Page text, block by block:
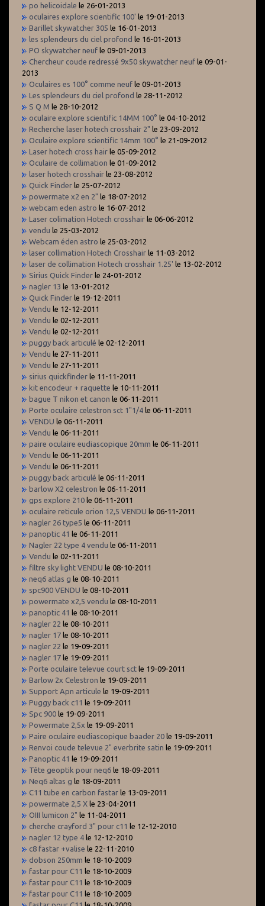
po helicoidale le 26-01-2013
oculaires explore scientific 100' le 19-01-2013
Barillet skywatcher 305 le 16-01-2013
les splendeurs du ciel profond le 16-01-2013
PO skywatcher neuf le 09-01-2013
Chercheur coude redressé 9x50 skywatcher neuf le 09-01-
2013
Oculaires es 100° comme neuf le 09-01-2013
Les splendeurs du ciel profond le 28-11-2012
S Q M le 28-10-2012
oculaire explore scientific 14MM 100° le 04-10-2012
Recherche laser hotech crosshair 2" le 23-09-2012
Oculaire explore scientific 14mm 100° le 21-09-2012
Laser hotech cross hair le 05-09-2012
Oculaire de collimation le 01-09-2012
laser hotech crosshair le 23-08-2012
Quick Finder le 25-07-2012
powermate x2 en 2" le 18-07-2012
webcam eden astro le 16-07-2012
Laser colimation Hotech crosshair le 06-06-2012
vendu le 25-03-2012
Webcam éden astro le 25-03-2012
laser collimation Hotech Crosshair le 11-03-2012
laser de collimation Hotech crosshair 1.25' le 13-02-2012
Sirius Quick Finder le 24-01-2012
nagler 13 le 13-01-2012
Quick Finder le 19-12-2011
Vendu le 12-12-2011
Vendu le 02-12-2011
Vendu le 02-12-2011
puggy back articulé le 02-12-2011
Vendu le 27-11-2011
Vendu le 27-11-2011
sirius quickfinder le 11-11-2011
kit encodeur + raquette le 10-11-2011
bague T nikon et canon le 06-11-2011
Porte oculaire celestron sct 1"1/4 le 06-11-2011
VENDU le 06-11-2011
Vendu le 06-11-2011
paire oculaire eudiascopique 20mm le 06-11-2011
Vendu le 06-11-2011
Vendu le 06-11-2011
puggy back articulé le 06-11-2011
barlow X2 celestron le 06-11-2011
gps explore 210 le 06-11-2011
oculaire reticule orion 12,5 VENDU le 06-11-2011
nagler 26 type5 le 06-11-2011
panoptic 41 le 06-11-2011
Nagler 22 type 4 vendu le 06-11-2011
Vendu le 02-11-2011
filtre sky light VENDU le 08-10-2011
neq6 atlas g le 08-10-2011
spc900 VENDU le 08-10-2011
powermate x2,5 vendu le 08-10-2011
panoptic 41 le 08-10-2011
nagler 22 le 08-10-2011
nagler 17 le 08-10-2011
nagler 22 le 19-09-2011
nagler 17 le 19-09-2011
Porte oculaire televue court sct le 19-09-2011
Barlow 2x Celestron le 19-09-2011
Support Apn articule le 19-09-2011
Puggy back c11 le 19-09-2011
Spc 900 le 19-09-2011
Powermate 2,5x le 19-09-2011
Paire oculaire eudiascopique baader 20 le 19-09-2011
Renvoi coude televue 2" everbrite satin le 19-09-2011
Panoptic 41 le 19-09-2011
Tête geoptik pour neq6 le 18-09-2011
Neq6 altas g le 18-09-2011
C11 tube en carbon fastar le 13-09-2011
powermate 2,5 X le 23-04-2011
OIII lumicon 2" le 11-04-2011
cherche crayford 3" pour c11 le 12-12-2010
nagler 12 type 4 le 12-12-2010
c8 fastar +valise le 22-11-2010
dobson 250mm le 18-10-2009
fastar pour C11 le 18-10-2009
fastar pour C11 le 18-10-2009
fastar pour C11 le 18-10-2009